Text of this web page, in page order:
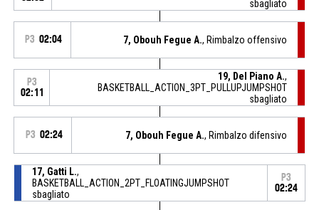
sbagliato
P3 02:04 7, Obouh Fegue A., Rimbalzo offensivo
P3
02:11
19, Del Piano A.,
BASKETBALL_ACTION_3PT_PULLUPJUMPSHOT
sbagliato
P3 02:24 7, Obouh Fegue A., Rimbalzo difensivo
17, Gatti L.,
BASKETBALL_ACTION_2PT_FLOATINGJUMPSHOT
sbagliato
P3
02:24